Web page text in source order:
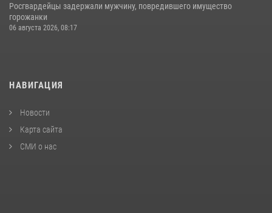
Росгвардейцы задержали мужчину, повредившего имущество
горожанки
06 августа 2026, 08:17
НАВИГАЦИЯ
Новости
Карта сайта
СМИ о нас